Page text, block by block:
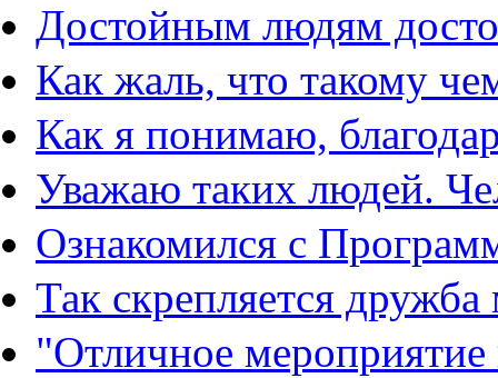
Достойным людям
Как жаль, что такому
Как я понимаю,
Уважаю таких людей.
Ознакомился с
Так скрепляется
"Отличное мероприятие